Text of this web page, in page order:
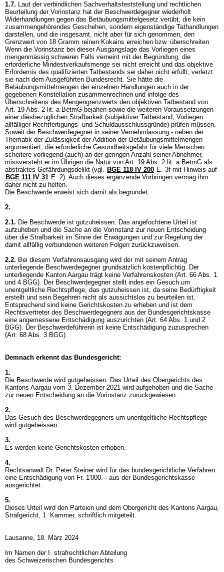
1.7. Laut der verbindlichen Sachverhaltsfeststellung und rechtlichen
Beurteilung der Vorinstanz hat der Beschwerdegegner wiederholt
Widerhandlungen gegen das Betäubungsmittelgesetz verübt, die kein
zusammengehörendes Geschehen, sondern eigenständige Tathandlungen
darstellen, und die insgesamt, nicht aber für sich genommen, den
Grenzwert von 18 Gramm reinen Kokains erreichen bzw. überschreiten.
Wenn die Vorinstanz bei dieser Ausgangslage das Vorliegen eines
mengenmässig schweren Falls verneint mit der Begründung, die
erforderliche Mindestverkaufsmenge sei nicht erreicht und das objektive
Erfordernis des qualifizierten Tatbestands sei daher nicht erfüllt, verletzt
sie nach dem Ausgeführten Bundesrecht. Sie hätte die
Betäubungsmittelmengen der einzelnen Handlungen auch in der
gegebenen Konstellation zusammenrechnen und infolge des
Überschreitens des Mengengrenzwerts den objektiven Tatbestand von
Art. 19 Abs. 2 lit. a BetmG bejahen sowie die weiteren Voraussetzungen
einer diesbezüglichen Strafbarkeit (subjektiver Tatbestand, Vorliegen
allfälliger Rechtfertigungs- und Schuldausschlussgründe) prüfen müssen.
Soweit der Beschwerdegegner in seiner Vernehmlassung - neben der
Thematik der Zulässigkeit der Addition der Betäubungsmittelmengen -
argumentiert, die erforderliche Gesundheitsgefahr für viele Menschen
scheitere vorliegend (auch) an der geringen Anzahl seiner Abnehmer,
missversteht er im Übrigen die Natur von Art. 19 Abs. 2 lit. a BetmG als
abstraktes Gefährdungsdelikt (vgl. BGE 118 IV 200 E. 3f mit Hinweis auf
BGE 111 IV 31 E. 2). Auch dieses ergänzende Vorbringen vermag ihm
daher nicht zu helfen.
Die Beschwerde erweist sich damit als begründet.
2.
2.1. Die Beschwerde ist gutzuheissen. Das angefochtene Urteil ist
aufzuheben und die Sache an die Vorinstanz zur neuen Entscheidung
über die Strafbarkeit im Sinne der Erwägungen und zur Regelung der
damit allfällig verbundenen weiteren Folgen zurückzuweisen.
2.2. Bei diesem Verfahrensausgang wird der mit seinem Antrag
unterliegende Beschwerdegegner grundsätzlich kostenpflichtig. Der
unterliegende Kanton Aargau trägt keine Verfahrenskosten (Art. 66 Abs. 1
und 4 BGG). Der Beschwerdegegner stellt indes ein Gesuch um
unentgeltliche Rechtspflege, das gutzuheissen ist, da seine Bedürftigkeit
erstellt und sein Begehren nicht als aussichtslos zu beurteilen ist.
Entsprechend sind keine Gerichtskosten zu erheben und ist dem
Rechtsvertreter des Beschwerdegegners aus der Bundesgerichtskasse
eine angemessene Entschädigung auszurichten (Art. 64 Abs. 1 und 2
BGG). Der Beschwerdeführerin ist keine Entschädigung zuzusprechen
(Art. 68 Abs. 3 BGG).
Demnach erkennt das Bundesgericht:
1.
Die Beschwerde wird gutgeheissen. Das Urteil des Obergerichts des
Kantons Aargau vom 3. Dezember 2021 wird aufgehoben und die Sache
zur neuen Entscheidung an die Vorinstanz zurückgewiesen.
2.
Das Gesuch des Beschwerdegegners um unentgeltliche Rechtspflege
wird gutgeheissen.
3.
Es werden keine Gerichtskosten erhoben.
4.
Rechtsanwalt Dr. Peter Steiner wird für das bundesgerichtliche Verfahren
eine Entschädigung von Fr. 1'000.-- aus der Bundesgerichtskasse
ausgerichtet.
5.
Dieses Urteil wird den Parteien und dem Obergericht des Kantons Aargau,
Strafgericht, 1. Kammer, schriftlich mitgeteilt.
Lausanne, 18. März 2024
Im Namen der I. strafrechtlichen Abteilung
des Schweizerischen Bundesgerichts